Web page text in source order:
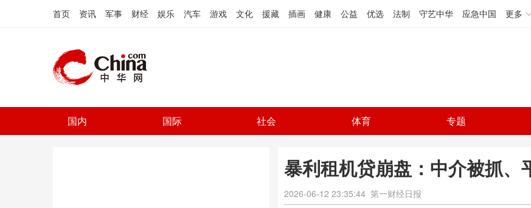
首页 资讯 军事 财经 娱乐 汽车 游戏 文化 援藏 插画 健康 公益 优选 法制 守艺中华 应急中国 更多
国内 国际 社会 体育 专题
暴利租机贷崩盘：中介被抓
2026-06-12 23:35:44 第一财经日报